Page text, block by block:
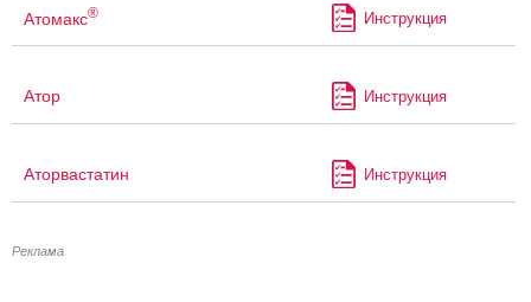
Атомакс® Инструкция
Атор Инструкция
Аторвастатин Инструкция
Реклама